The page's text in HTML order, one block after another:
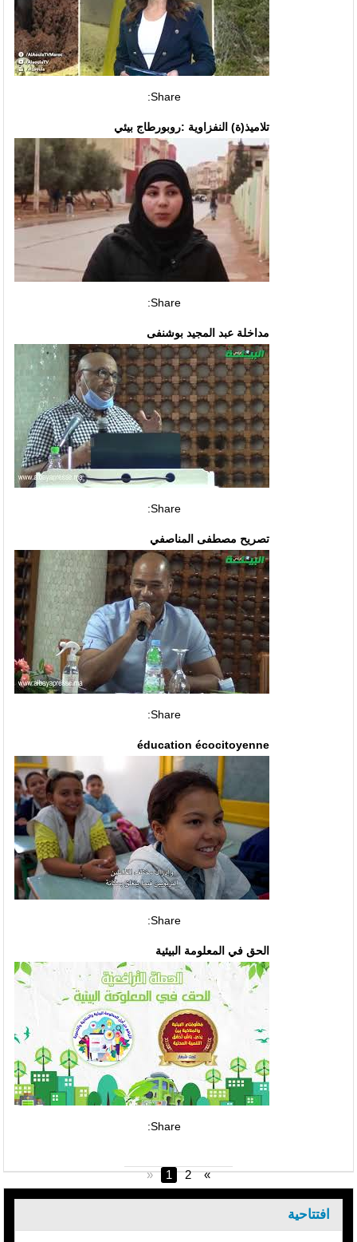
Share:
تلاميذ(ة) النفزاوية :روبورطاج بيئي
Share:
مداخلة عبد المجيد بوشنفى
Share:
تصريح مصطفى المناصفي
Share:
éducation écocitoyenne
Share:
الحق في المعلومة البيئية
Share:
« 1 2 »
افتتاحية